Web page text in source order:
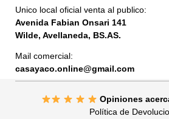
Unico local oficial venta al publico:
Avenida Fabian Onsari 141
Wilde, Avellaneda, BS.AS.
Mail comercial:
casayaco.online@gmail.com
Opiniones
Política de